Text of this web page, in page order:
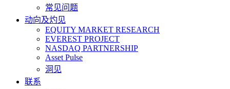
常见问题
动向及灼见
EQUITY MARKET RESEARCH
EVEREST PROJECT
NASDAQ PARTNERSHIP
Asset Pulse
洞见
联系